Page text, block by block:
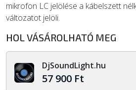
mikrofon LC jelölése a kábelszett
változatot jelöli.
HOL VÁSÁROLHATÓ MEG
DjSoundLight.hu
57 900 Ft